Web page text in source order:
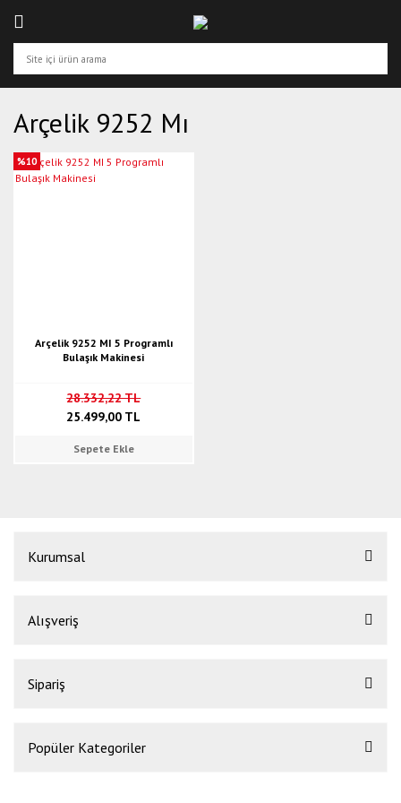
Arçelik 9252 Mı
%10
Arçelik 9252 MI 5 Programlı
Bulaşık Makinesi
28.332,22 TL
25.499,00 TL
Sepete Ekle
Kurumsal
Alışveriş
Sipariş
Popüler Kategoriler